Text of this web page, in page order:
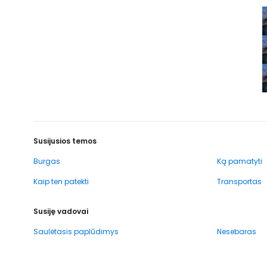
Susijusios temos
Burgas
Ką pamatyti
Kaip ten patekti
Transportas
Susiję vadovai
Saulėtasis paplūdimys
Nesebaras